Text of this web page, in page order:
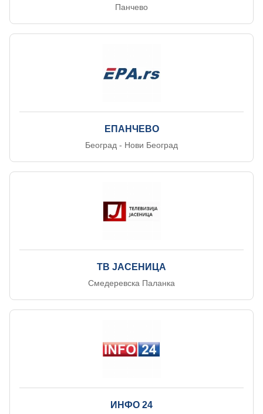
Панчево
ЕПАНЧЕВО
Београд - Нови Београд
ТВ ЈАСЕНИЦА
Смедеревска Паланка
ИНФО 24